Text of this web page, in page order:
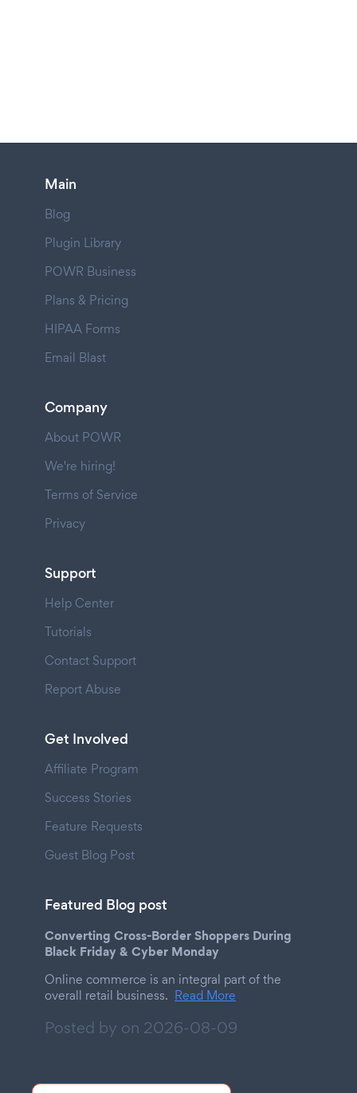
Main
Blog
Plugin Library
POWR Business
Plans & Pricing
HIPAA Forms
Email Blast
Company
About POWR
We're hiring!
Terms of Service
Privacy
Support
Help Center
Tutorials
Contact Support
Report Abuse
Get Involved
Affiliate Program
Success Stories
Feature Requests
Guest Blog Post
Featured Blog post
Converting Cross-Border Shoppers During
Black Friday & Cyber Monday
Online commerce is an integral part of the
overall retail business. Read More
Posted by on 2026-08-09